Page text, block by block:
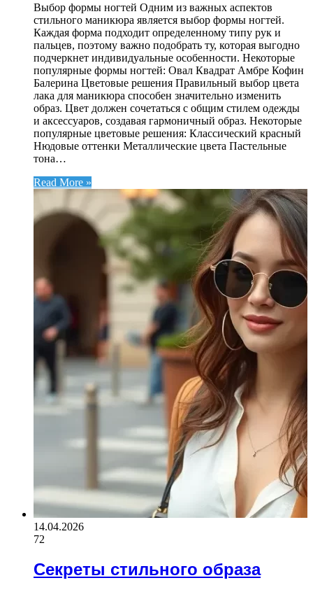
Выбор формы ногтей Одним из важных аспектов
стильного маникюра является выбор формы ногтей.
Каждая форма подходит определенному типу рук и
пальцев, поэтому важно подобрать ту, которая выгодно
подчеркнет индивидуальные особенности. Некоторые
популярные формы ногтей: Овал Квадрат Амбре Кофин
Балерина Цветовые решения Правильный выбор цвета
лака для маникюра способен значительно изменить
образ. Цвет должен сочетаться с общим стилем одежды
и аксессуаров, создавая гармоничный образ. Некоторые
популярные цветовые решения: Классический красный
Нюдовые оттенки Металлические цвета Пастельные
тона…
Read More »
14.04.2026
72
Секреты стильного образа